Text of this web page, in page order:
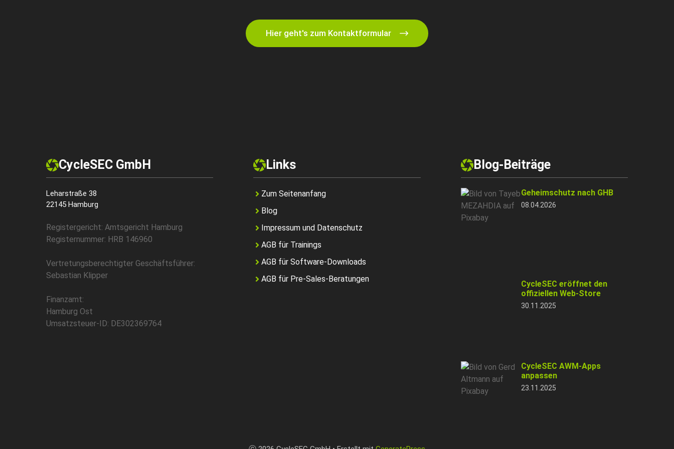
Hier geht's zum Kontaktformular
CycleSEC GmbH
Leharstraße 38
22145 Hamburg
Registergericht: Amtsgericht Hamburg
Registernummer: HRB 146960
Vertretungsberechtigter Geschäftsführer:
Sebastian Klipper
Finanzamt:
Hamburg Ost
Umsatzsteuer-ID: DE302369764
Links
Zum Seitenanfang
Blog
Impressum und Datenschutz
AGB für Trainings
AGB für Software-Downloads
AGB für Pre-Sales-Beratungen
Blog-Beiträge
Geheimschutz nach GHB
08.04.2026
CycleSEC eröffnet den
offiziellen Web-Store
30.11.2025
CycleSEC AWM-Apps
anpassen
23.11.2025